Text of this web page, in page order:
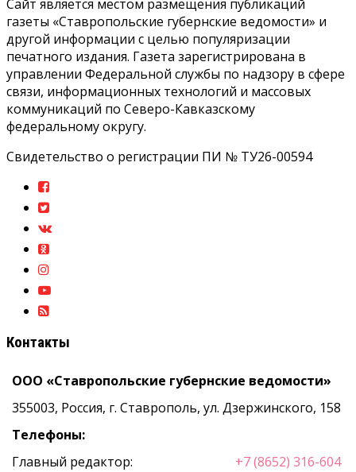
Сайт является местом размещения публикаций
газеты «Ставропольские губернские ведомости» и
другой информации с целью популяризации
печатного издания. Газета зарегистрирована в
управлении Федеральной службы по надзору в сфере
связи, информационных технологий и массовых
коммуникаций по Северо-Кавказскому
федеральному округу.
Свидетельство о регистрации ПИ № ТУ26-00594
Контакты
ООО «Ставропольские губернские ведомости»
355003, Россия, г. Ставрополь, ул. Дзержинского, 158
Телефоны:
Главный редактор:
+7 (8652) 316-604